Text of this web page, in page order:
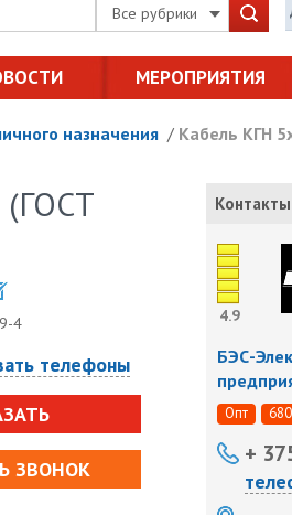
Все рубрики
МЕРОПРИЯТИЯ
назначения / Кабель КГН
(ГОСТ
4
телефоны
ЗВОНОК
4.9
БЭС-
Опт
+